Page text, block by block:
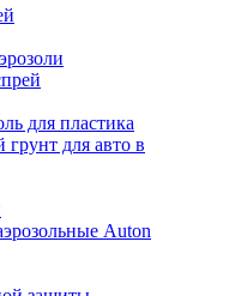
для пластика
для авто в
Auton